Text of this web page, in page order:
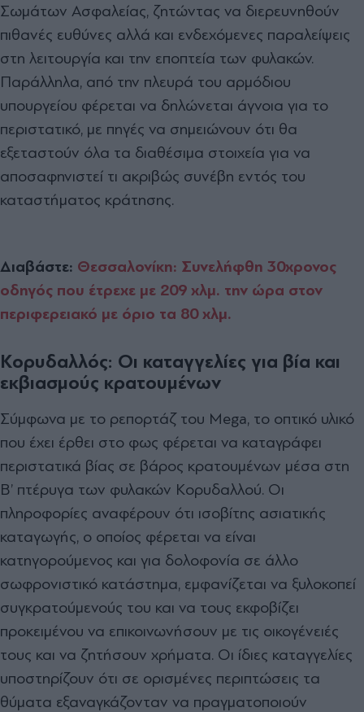
Σωμάτων Ασφαλείας, ζητώντας να διερευνηθούν
πιθανές ευθύνες αλλά και ενδεχόμενες παραλείψεις
στη λειτουργία και την εποπτεία των φυλακών.
Παράλληλα, από την πλευρά του αρμόδιου
υπουργείου φέρεται να δηλώνεται άγνοια για το
περιστατικό, με πηγές να σημειώνουν ότι θα
εξεταστούν όλα τα διαθέσιμα στοιχεία για να
αποσαφηνιστεί τι ακριβώς συνέβη εντός του
καταστήματος κράτησης.
Διαβάστε: Θεσσαλονίκη: Συνελήφθη 30χρονος
οδηγός που έτρεχε με 209 χλμ. την ώρα στον
περιφερειακό με όριο τα 80 χλμ.
Κορυδαλλός: Οι καταγγελίες για βία και
εκβιασμούς κρατουμένων
Σύμφωνα με το ρεπορτάζ του Mega, το οπτικό υλικό
που έχει έρθει στο φως φέρεται να καταγράφει
περιστατικά βίας σε βάρος κρατουμένων μέσα στη
Β’ πτέρυγα των φυλακών Κορυδαλλού. Οι
πληροφορίες αναφέρουν ότι ισοβίτης ασιατικής
καταγωγής, ο οποίος φέρεται να είναι
κατηγορούμενος και για δολοφονία σε άλλο
σωφρονιστικό κατάστημα, εμφανίζεται να ξυλοκοπεί
συγκρατούμενούς του και να τους εκφοβίζει
προκειμένου να επικοινωνήσουν με τις οικογένειές
τους και να ζητήσουν χρήματα. Οι ίδιες καταγγελίες
υποστηρίζουν ότι σε ορισμένες περιπτώσεις τα
θύματα εξαναγκάζονταν να πραγματοποιούν